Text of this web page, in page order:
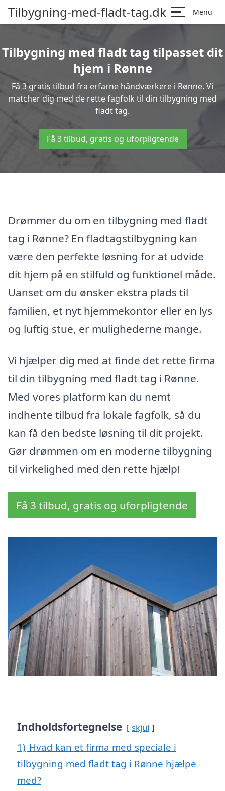
Tilbygning-med-fladt-tag.dk Menu
Tilbygning med fladt tag tilpasset dit
hjem i Rønne
Få 3 gratis tilbud fra erfarne håndværkere i Rønne. Vi
matcher dig med de rette fagfolk til din tilbygning med
fladt tag.
Få 3 tilbud, gratis og uforpligtende
Drømmer du om en tilbygning med fladt
tag i Rønne? En fladtagstilbygning kan
være den perfekte løsning for at udvide
dit hjem på en stilfuld og funktionel måde.
Uanset om du ønsker ekstra plads til
familien, et nyt hjemmekontor eller en lys
og luftig stue, er mulighederne mange.
Vi hjælper dig med at finde det rette firma
til din tilbygning med fladt tag i Rønne.
Med vores platform kan du nemt
indhente tilbud fra lokale fagfolk, så du
kan få den bedste løsning til dit projekt.
Gør drømmen om en moderne tilbygning
til virkelighed med den rette hjælp!
Få 3 tilbud, gratis og uforpligtende
Indholdsfortegnelse skjul
1) Hvad kan et firma med speciale i
tilbygning med fladt tag i Rønne hjælpe
med?